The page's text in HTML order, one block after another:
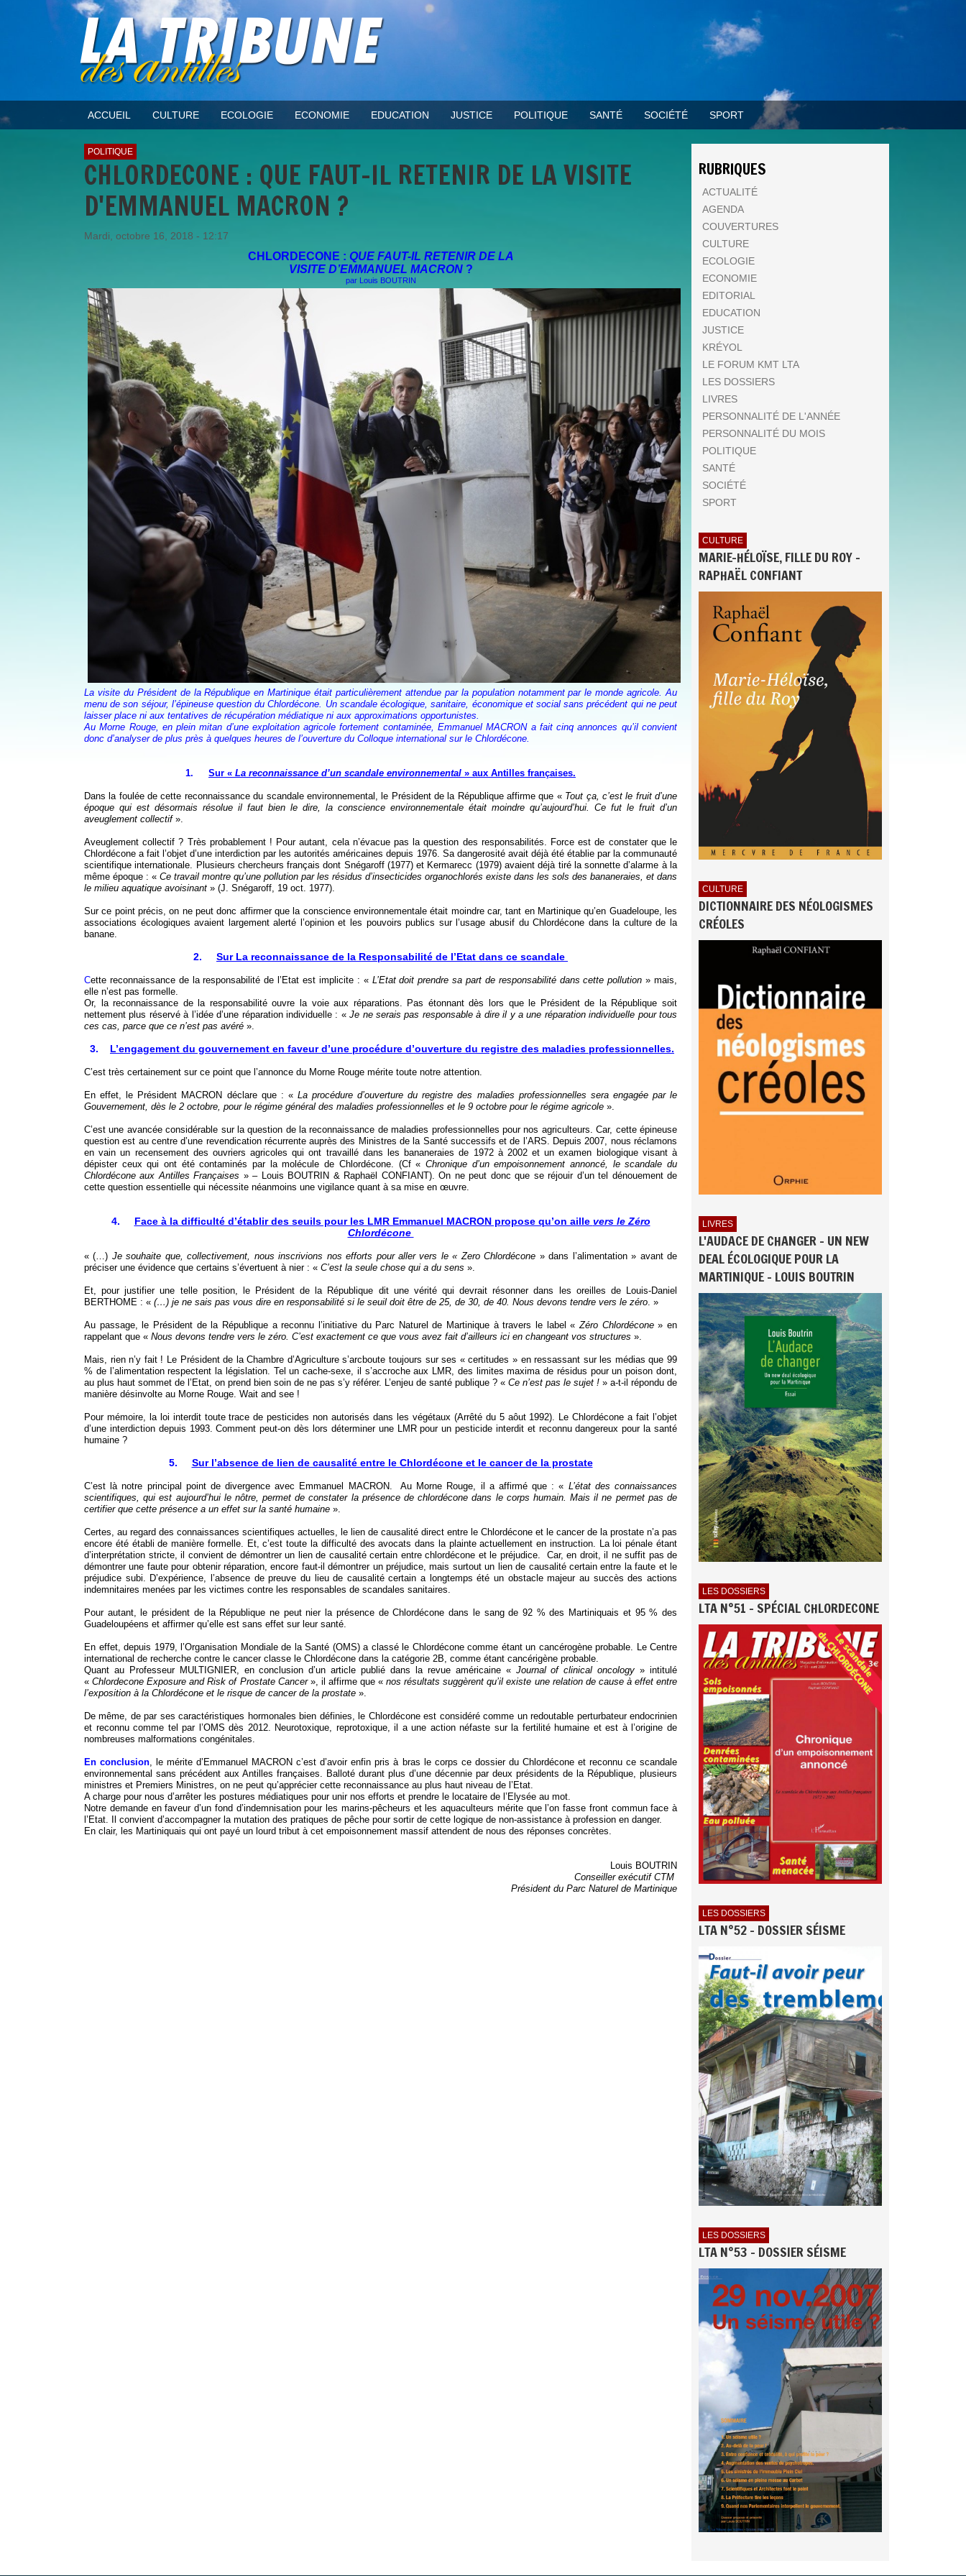
ACCUEIL CULTURE ECOLOGIE ECONOMIE EDUCATION JUSTICE POLITIQUE SANTÉ SOCIÉTÉ SPORT
POLITIQUE
CHLORDECONE : QUE FAUT-IL RETENIR DE LA VISITE
D'EMMANUEL MACRON ?
Mardi, octobre 16, 2018 - 12:17
CHLORDECONE : QUE FAUT-IL RETENIR DE LA
VISITE D’EMMANUEL MACRON ?
par Louis BOUTRIN
La visite du Président de la République en Martinique était particulièrement attendue par la population notamment par le monde agricole. Au
menu de son séjour, l’épineuse question du Chlordécone. Un scandale écologique, sanitaire, économique et social sans précédent qui ne peut
laisser place ni aux tentatives de récupération médiatique ni aux approximations opportunistes.
Au Morne Rouge, en plein mitan d’une exploitation agricole fortement contaminée, Emmanuel MACRON a fait cinq annonces qu’il convient
donc d’analyser de plus près à quelques heures de l’ouverture du Colloque international sur le Chlordécone.
1. Sur « La reconnaissance d’un scandale environnemental » aux Antilles françaises.
Dans la foulée de cette reconnaissance du scandale environnemental, le Président de la République affirme que « Tout ça, c’est le fruit d’une
époque qui est désormais résolue il faut bien le dire, la conscience environnementale était moindre qu’aujourd’hui. Ce fut le fruit d’un
aveuglement collectif ».
Aveuglement collectif ? Très probablement ! Pour autant, cela n’évacue pas la question des responsabilités. Force est de constater que le
Chlordécone a fait l’objet d’une interdiction par les autorités américaines depuis 1976. Sa dangerosité avait déjà été établie par la communauté
scientifique internationale. Plusieurs chercheurs français dont Snégaroff (1977) et Kermarecc (1979) avaient déjà tiré la sonnette d’alarme à la
même époque : « Ce travail montre qu’une pollution par les résidus d’insecticides organochlorés existe dans les sols des bananeraies, et dans
le milieu aquatique avoisinant » (J. Snégaroff, 19 oct. 1977).
Sur ce point précis, on ne peut donc affirmer que la conscience environnementale était moindre car, tant en Martinique qu’en Guadeloupe, les
associations écologiques avaient largement alerté l’opinion et les pouvoirs publics sur l’usage abusif du Chlordécone dans la culture de la
banane.
2. Sur La reconnaissance de la Responsabilité de l’Etat dans ce scandale
Cette reconnaissance de la responsabilité de l’Etat est implicite : « L’Etat doit prendre sa part de responsabilité dans cette pollution » mais,
elle n’est pas formelle.
Or, la reconnaissance de la responsabilité ouvre la voie aux réparations. Pas étonnant dès lors que le Président de la République soit
nettement plus réservé à l’idée d’une réparation individuelle : «Je ne serais pas responsable à dire il y a une réparation individuelle pour tous
ces cas, parce que ce n’est pas avéré ».
3. L’engagement du gouvernement en faveur d’une procédure d’ouverture du registre des maladies professionnelles.
C’est très certainement sur ce point que l’annonce du Morne Rouge mérite toute notre attention.
En effet, le Président MACRON déclare que : « La procédure d’ouverture du registre des maladies professionnelles sera engagée par le
Gouvernement, dès le 2 octobre, pour le régime général des maladies professionnelles et le 9 octobre pour le régime agricole ».
C’est une avancée considérable sur la question de la reconnaissance de maladies professionnelles pour nos agriculteurs. Car, cette épineuse
question est au centre d’une revendication récurrente auprès des Ministres de la Santé successifs et de l’ARS. Depuis 2007, nous réclamons
en vain un recensement des ouvriers agricoles qui ont travaillé dans les bananeraies de 1972 à 2002 et un examen biologique visant à
dépister ceux qui ont été contaminés par la molécule de Chlordécone. (Cf « Chronique d’un empoisonnement annoncé, le scandale du
Chlordécone aux Antilles Françaises » – Louis BOUTRIN & Raphaël CONFIANT). On ne peut donc que se réjouir d’un tel dénouement de
cette question essentielle qui nécessite néanmoins une vigilance quant à sa mise en œuvre.
4. Face à la difficulté d’établir des seuils pour les LMR Emmanuel MACRON propose qu’on aille vers le Zéro
Chlordécone
« (…) Je souhaite que, collectivement, nous inscrivions nos efforts pour aller vers le « Zero Chlordécone » dans l’alimentation » avant de
préciser une évidence que certains s’évertuent à nier : « C’est la seule chose qui a du sens ».
Et, pour justifier une telle position, le Président de la République dit une vérité qui devrait résonner dans les oreilles de Louis-Daniel
BERTHOME : « (…) je ne sais pas vous dire en responsabilité si le seuil doit être de 25, de 30, de 40. Nous devons tendre vers le zéro. »
Au passage, le Président de la République a reconnu l’initiative du Parc Naturel de Martinique à travers le label «Zéro Chlordécone» en
rappelant que « Nous devons tendre vers le zéro. C’est exactement ce que vous avez fait d’ailleurs ici en changeant vos structures ».
Mais, rien n’y fait ! Le Président de la Chambre d’Agriculture s’arcboute toujours sur ses « certitudes » en ressassant sur les médias que 99
% de l’alimentation respectent la législation. Tel un cache-sexe, il s’accroche aux LMR, des limites maxima de résidus pour un poison dont,
au plus haut sommet de l’Etat, on prend bien soin de ne pas s’y référer. L’enjeu de santé publique ? « Ce n’est pas le sujet ! » a-t-il répondu de
manière désinvolte au Morne Rouge. Wait and see !
Pour mémoire, la loi interdit toute trace de pesticides non autorisés dans les végétaux (Arrêté du 5 aôut 1992). Le Chlordécone a fait l’objet
d’une interdiction depuis 1993. Comment peut-on dès lors déterminer une LMR pour un pesticide interdit et reconnu dangereux pour la santé
humaine ?
5. Sur l’absence de lien de causalité entre le Chlordécone et le cancer de la prostate
C’est là notre principal point de divergence avec Emmanuel MACRON. Au Morne Rouge, il a affirmé que : « L’état des connaissances
scientifiques, qui est aujourd’hui le nôtre, permet de constater la présence de chlordécone dans le corps humain. Mais il ne permet pas de
certifier que cette présence a un effet sur la santé humaine ».
Certes, au regard des connaissances scientifiques actuelles, le lien de causalité direct entre le Chlordécone et le cancer de la prostate n’a pas
encore été établi de manière formelle. Et, c’est toute la difficulté des avocats dans la plainte actuellement en instruction. La loi pénale étant
d’interprétation stricte, il convient de démontrer un lien de causalité certain entre chlordécone et le préjudice. Car, en droit, il ne suffit pas de
démontrer une faute pour obtenir réparation, encore faut-il démontrer un préjudice, mais surtout un lien de causalité certain entre la faute et le
préjudice subi. D’expérience, l’absence de preuve du lieu de causalité certain a longtemps été un obstacle majeur au succès des actions
indemnitaires menées par les victimes contre les responsables de scandales sanitaires.
Pour autant, le président de la République ne peut nier la présence de Chlordécone dans le sang de 92 % des Martiniquais et 95 % des
Guadeloupéens et affirmer qu’elle est sans effet sur leur santé.
En effet, depuis 1979, l’Organisation Mondiale de la Santé (OMS) a classé le Chlordécone comme étant un cancérogène probable. Le Centre
international de recherche contre le cancer classe le Chlordécone dans la catégorie 2B, comme étant cancérigène probable.
Quant au Professeur MULTIGNIER, en conclusion d’un article publié dans la revue américaine « Journal of clinical oncology» intitulé
«Chlordecone Exposure and Risk of Prostate Cancer », il affirme que «nos résultats suggèrent qu’il existe une relation de cause à effet entre
l’exposition à la Chlordécone et le risque de cancer de la prostate ».
De même, de par ses caractéristiques hormonales bien définies, le Chlordécone est considéré comme un redoutable perturbateur endocrinien
et reconnu comme tel par l’OMS dès 2012. Neurotoxique, reprotoxique, il a une action néfaste sur la fertilité humaine et est à l’origine de
nombreuses malformations congénitales.
En conclusion, le mérite d’Emmanuel MACRON c’est d’avoir enfin pris à bras le corps ce dossier du Chlordécone et reconnu ce scandale
environnemental sans précédent aux Antilles françaises. Balloté durant plus d’une décennie par deux présidents de la République, plusieurs
ministres et Premiers Ministres, on ne peut qu’apprécier cette reconnaissance au plus haut niveau de l’Etat.
A charge pour nous d’arrêter les postures médiatiques pour unir nos efforts et prendre le locataire de l’Elysée au mot.
Notre demande en faveur d’un fond d’indemnisation pour les marins-pêcheurs et les aquaculteurs mérite que l’on fasse front commun face à
l’Etat. Il convient d’accompagner la mutation des pratiques de pêche pour sortir de cette logique de non-assistance à profession en danger.
En clair, les Martiniquais qui ont payé un lourd tribut à cet empoisonnement massif attendent de nous des réponses concrètes.
Louis BOUTRIN
Conseiller exécutif CTM
Président du Parc Naturel de Martinique
RUBRIQUES
ACTUALITÉ
AGENDA
COUVERTURES
CULTURE
ECOLOGIE
ECONOMIE
EDITORIAL
EDUCATION
JUSTICE
KRÉYOL
LE FORUM KMT LTA
LES DOSSIERS
LIVRES
PERSONNALITÉ DE L'ANNÉE
PERSONNALITÉ DU MOIS
POLITIQUE
SANTÉ
SOCIÉTÉ
SPORT
CULTURE
MARIE-HÉLOÏSE, FILLE DU ROY -
RAPHAËL CONFIANT
CULTURE
DICTIONNAIRE DES NÉOLOGISMES
CRÉOLES
LIVRES
L'AUDACE DE CHANGER - UN NEW
DEAL ÉCOLOGIQUE POUR LA
MARTINIQUE - LOUIS BOUTRIN
LES DOSSIERS
LTA N°51 - SPÉCIAL CHLORDECONE
LES DOSSIERS
LTA N°52 - DOSSIER SÉISME
LES DOSSIERS
LTA N°53 - DOSSIER SÉISME